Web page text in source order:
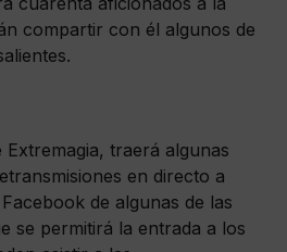
compartir con él algunos de
Extremagia, traerá algunas
en directo a
de algunas de las
se permitirá la entrada a los